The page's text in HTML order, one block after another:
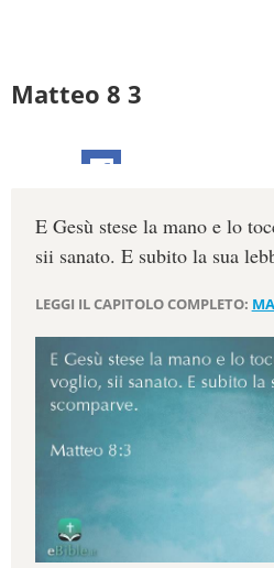
Matteo 8 3
E Gesù stese la mano e lo
sii sanato. E subito la sua
LEGGI IL CAPITOLO COMPLETO: